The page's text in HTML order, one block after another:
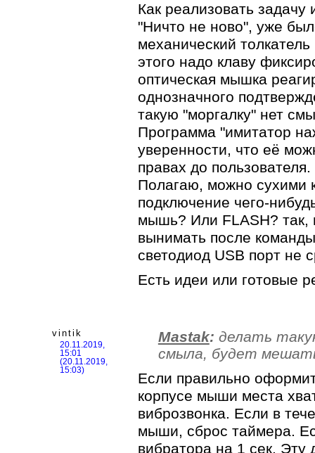
Как реализовать задачу
"Ничто не ново", уже
механический
этого надо клаву
оптическая мышка
однозначного
такую "моргалку" нет
Программа "имитатор
уверенности, что её
правах до пользователя.
Полагаю, можно сухими
подключение чего-
мышь? Или FLASH? так,
вынимать после
светодиод USB порт не
Есть идеи или готовые
vintik
20.11.2019,
15:01
(20.11.2019,
15:03)
Mastak: делать
смыла, будет
Если правильно
корпусе мыши места
виброзвонка. Если в
мыши, сброс таймера.
вибратора на 1 сек. Эту